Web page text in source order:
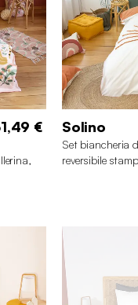
€ Solino
Set biancheria
reversibile